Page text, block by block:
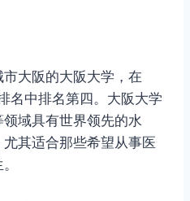
大阪的大阪大学，在
名中排名第四。大阪大学
域具有世界领先的水
其适合那些希望从事医